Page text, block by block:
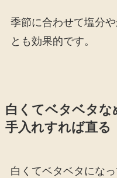
季節に合わせて塩分
とも効果的です。
白くてベタベタな
手入れすれば直る
白くてベタベタにな